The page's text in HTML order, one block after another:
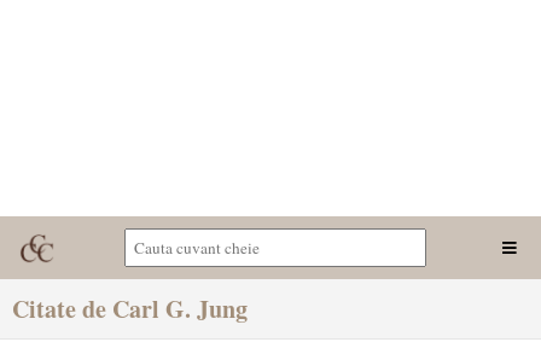
Citate de Carl G. Jung